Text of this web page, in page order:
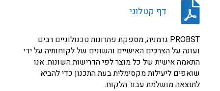
דף קטלוגי
PROBST גרמניה, מספקת פתרונות טכנולוגיים רבים
ועונה על הצרכים האישיים והשונים של לקוחותיה על ידי
התאמה אישית של כל מוצר לפי הדרישות השונות. אנו
שואפים ליעילות מקסימלית בעת התכנון כדי להביא
לתוצאה מושלמת עבור הלקוח.